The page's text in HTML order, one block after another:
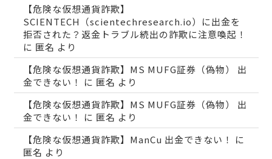
【危険な仮想通貨詐欺】
SCIENTECH（scientechresearch.io）に出金を
拒否された？返金トラブル続出の詐欺に注意喚起！
に 匿名 より
【危険な仮想通貨詐欺】MS MUFG証券（偽物） 出
金できない！
に 匿名 より
【危険な仮想通貨詐欺】MS MUFG証券（偽物） 出
金できない！
に 匿名 より
【危険な仮想通貨詐欺】ManCu 出金できない！
に
匿名 より